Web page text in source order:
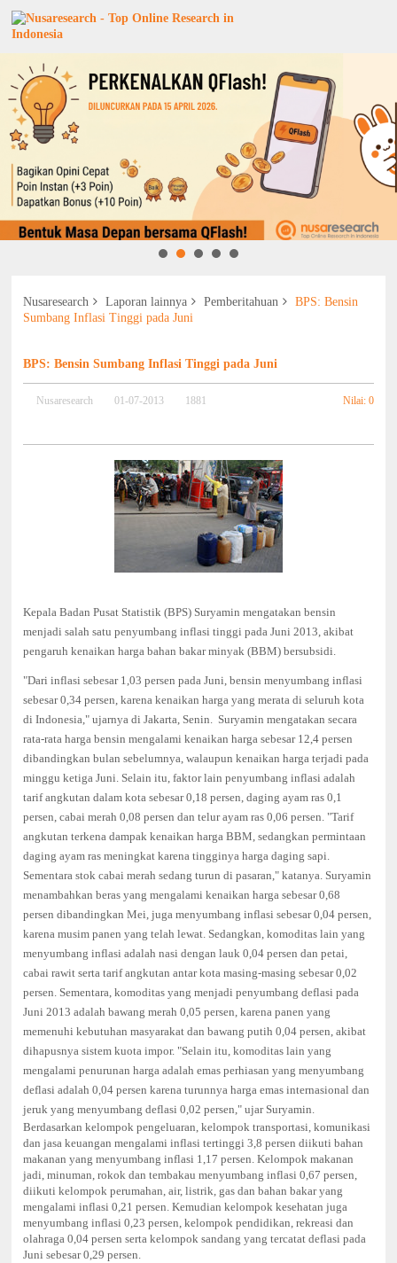
Nusaresearch Laporan lainnya Pemberitahuan
BPS: Bensin
Sumbang Inflasi Tinggi pada Juni
BPS: Bensin Sumbang Inflasi Tinggi pada Juni
Nusaresearch 01-07-2013 1881 Nilai: 0
Kepala Badan Pusat Statistik (BPS) Suryamin mengatakan bensin
menjadi salah satu penyumbang inflasi tinggi pada Juni 2013, akibat
pengaruh kenaikan harga bahan bakar minyak (BBM) bersubsidi.
"Dari inflasi sebesar 1,03 persen pada Juni, bensin menyumbang inflasi
sebesar 0,34 persen, karena kenaikan harga yang merata di seluruh kota
di Indonesia," ujarnya di Jakarta, Senin. Suryamin mengatakan secara
rata-rata harga bensin mengalami kenaikan harga sebesar 12,4 persen
dibandingkan bulan sebelumnya, walaupun kenaikan harga terjadi pada
minggu ketiga Juni. Selain itu, faktor lain penyumbang inflasi adalah
tarif angkutan dalam kota sebesar 0,18 persen, daging ayam ras 0,1
persen, cabai merah 0,08 persen dan telur ayam ras 0,06 persen. "Tarif
angkutan terkena dampak kenaikan harga BBM, sedangkan permintaan
daging ayam ras meningkat karena tingginya harga daging sapi.
Sementara stok cabai merah sedang turun di pasaran," katanya. Suryamin
menambahkan beras yang mengalami kenaikan harga sebesar 0,68
persen dibandingkan Mei, juga menyumbang inflasi sebesar 0,04 persen,
karena musim panen yang telah lewat. Sedangkan, komoditas lain yang
menyumbang inflasi adalah nasi dengan lauk 0,04 persen dan petai,
cabai rawit serta tarif angkutan antar kota masing-masing sebesar 0,02
persen. Sementara, komoditas yang menjadi penyumbang deflasi pada
Juni 2013 adalah bawang merah 0,05 persen, karena panen yang
memenuhi kebutuhan masyarakat dan bawang putih 0,04 persen, akibat
dihapusnya sistem kuota impor. "Selain itu, komoditas lain yang
mengalami penurunan harga adalah emas perhiasan yang menyumbang
deflasi adalah 0,04 persen karena turunnya harga emas internasional dan
jeruk yang menyumbang deflasi 0,02 persen," ujar Suryamin.
Berdasarkan kelompok pengeluaran, kelompok transportasi, komunikasi
dan jasa keuangan mengalami inflasi tertinggi 3,8 persen diikuti bahan
makanan yang menyumbang inflasi 1,17 persen. Kelompok makanan
jadi, minuman, rokok dan tembakau menyumbang inflasi 0,67 persen,
diikuti kelompok perumahan, air, listrik, gas dan bahan bakar yang
mengalami inflasi 0,21 persen. Kemudian kelompok kesehatan juga
menyumbang inflasi 0,23 persen, kelompok pendidikan, rekreasi dan
olahraga 0,04 persen serta kelompok sandang yang tercatat deflasi pada
Juni sebesar 0,29 persen.